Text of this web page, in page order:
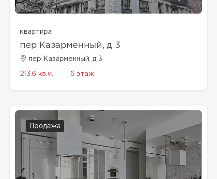
квартира
пер Казарменный, д 3
пер Казарменный, д 3
213.6 кв.м. 6 этаж
Продажа